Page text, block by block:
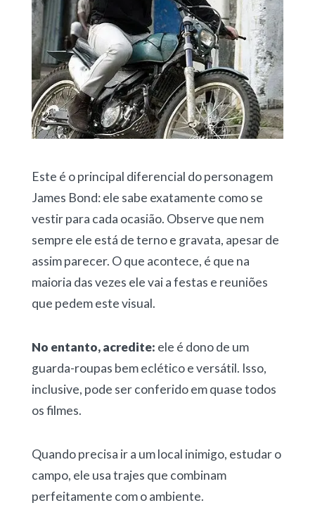
Este é o principal diferencial do personagem
James Bond: ele sabe exatamente como se
vestir para cada ocasião. Observe que nem
sempre ele está de terno e gravata, apesar de
assim parecer. O que acontece, é que na
maioria das vezes ele vai a festas e reuniões
que pedem este visual.
No entanto, acredite: ele é dono de um
guarda-roupas bem eclético e versátil. Isso,
inclusive, pode ser conferido em quase todos
os filmes.
Quando precisa ir a um local inimigo, estudar o
campo, ele usa trajes que combinam
perfeitamente com o ambiente.